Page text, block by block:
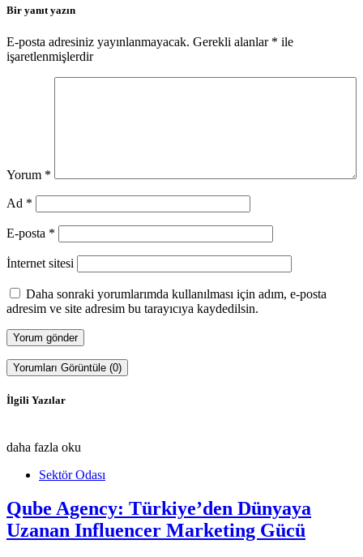
Bir yanıt yazın
E-posta adresiniz yayınlanmayacak. Gerekli alanlar * ile
işaretlenmişlerdir
Yorum *
Ad *
E-posta *
İnternet sitesi
Daha sonraki yorumlarımda kullanılması için adım, e-posta
adresim ve site adresim bu tarayıcıya kaydedilsin.
Yorumları Görüntüle (0)
İlgili Yazılar
daha fazla oku
Sektör Odası
Qube Agency: Türkiye’den Dünyaya
Uzanan Influencer Marketing Gücü